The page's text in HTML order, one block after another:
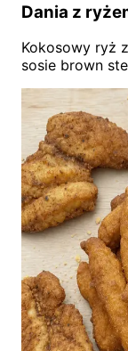
Dania z
Kokosowy ryż
sosie brown